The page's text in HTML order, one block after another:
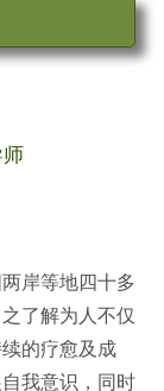
岸等地四十多
了解为人不仅
的疗愈及成
我意识，同时